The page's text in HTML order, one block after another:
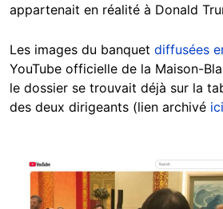
appartenait en réalité à Donald
Les images du banquet diffusées
YouTube officielle de la Maison-
le dossier se trouvait déjà sur la
des deux dirigeants (lien archivé ici
Image